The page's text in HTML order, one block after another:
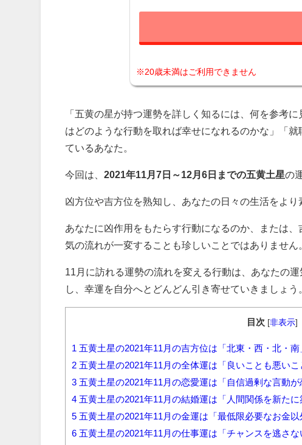
※20歳未満はご利用できません
「五黄の星が持つ運勢を詳しく知るには、何を参考
はどのような行動を取れば幸せになれるのかな」「
ているあなた。
今回は、2021年11月7日～12月6日までの五黄土星の
凶方位や吉方位を熟知し、あなたの日々の生活をより
あなたに凶作用をもたらす行動になるのか、または
気の流れが一変することも珍しいことではありません
11月に訪れる運勢の流れを変える行動は、あなたの
し、幸運を自分へとどんどん引き寄せていきましょう
目次 [非表示]
1 五黄土星の2021年11月の吉方位は「北東・西・北・南
2 五黄土星の2021年11月の全体運は「良いことも悪い
3 五黄土星の2021年11月の恋愛運は「自信過剰な言動
4 五黄土星の2021年11月の結婚運は「人間関係を新たに
5 五黄土星の2021年11月の金運は「最低限必要なお金以
6 五黄土星の2021年11月の仕事運は「チャンスを逃さな